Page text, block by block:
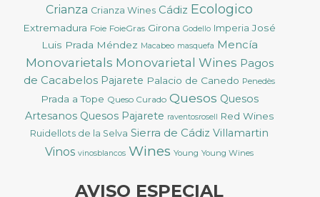
Crianza Crianza Wines Cádiz Ecologico
Extremadura Foie FoieGras Girona Godello Imperia José
Luis Prada Méndez Macabeo masquefa Mencía
Monovarietals Monovarietal Wines Pagos
de Cacabelos Pajarete Palacio de Canedo Penedès
Prada a Tope Queso Curado Quesos Quesos
Artesanos Quesos Pajarete raventosrosell Red Wines
Ruidellots de la Selva Sierra de Cádiz Villamartin
Vinos vinosblancos Wines Young Young Wines
AVISO ESPECIAL